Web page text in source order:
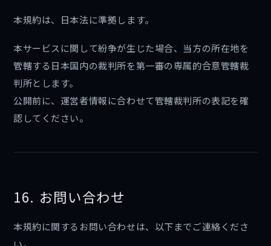
本規約は、日本法に準拠します。
本サービスに関して紛争が生じた場合、当方の所在地を
管轄する日本国内の裁判所を第一審の専属的合意管轄裁
判所とします。
公開前に、運営者情報に合わせて管轄裁判所の表記を確
認してください。
16. お問い合わせ
本規約に関するお問い合わせは、以下までご連絡くださ